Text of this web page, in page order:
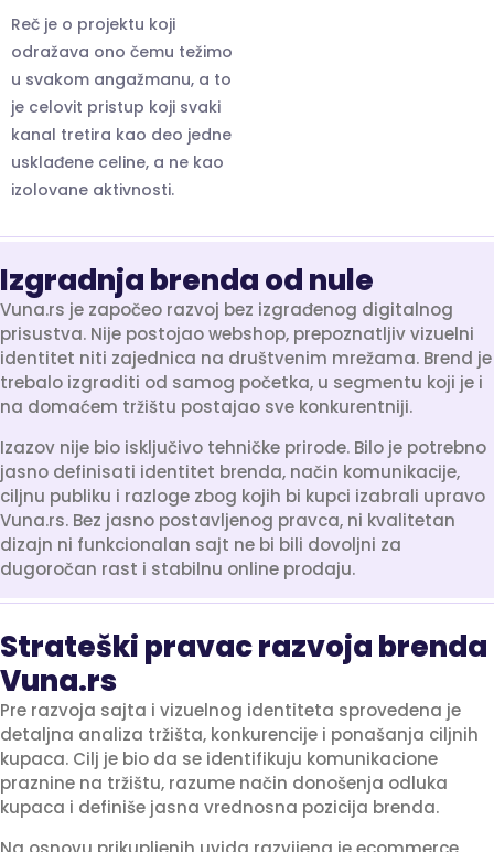
Reč je o projektu koji
odražava ono čemu težimo
u svakom angažmanu, a to
je celovit pristup koji svaki
kanal tretira kao deo jedne
usklađene celine, a ne kao
izolovane aktivnosti.
Izgradnja brenda od nule
Vuna.rs je započeo razvoj bez izgrađenog digitalnog
prisustva. Nije postojao webshop, prepoznatljiv vizuelni
identitet niti zajednica na društvenim mrežama. Brend je
trebalo izgraditi od samog početka, u segmentu koji je i
na domaćem tržištu postajao sve konkurentniji.
Izazov nije bio isključivo tehničke prirode. Bilo je potrebno
jasno definisati identitet brenda, način komunikacije,
ciljnu publiku i razloge zbog kojih bi kupci izabrali upravo
Vuna.rs. Bez jasno postavljenog pravca, ni kvalitetan
dizajn ni funkcionalan sajt ne bi bili dovoljni za
dugoročan rast i stabilnu online prodaju.
Strateški pravac razvoja brenda
Vuna.rs
Pre razvoja sajta i vizuelnog identiteta sprovedena je
detaljna analiza tržišta, konkurencije i ponašanja ciljnih
kupaca. Cilj je bio da se identifikuju komunikacione
praznine na tržištu, razume način donošenja odluka
kupaca i definiše jasna vrednosna pozicija brenda.